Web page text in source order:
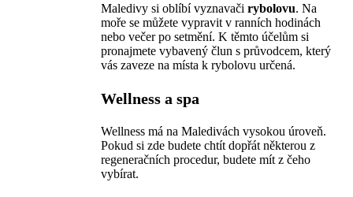
Maledivy si oblíbí vyznavači rybolovu. Na
moře se můžete vypravit v ranních hodinách
nebo večer po setmění. K těmto účelům si
pronajmete vybavený člun s průvodcem, který
vás zaveze na místa k rybolovu určená.
Wellness a spa
Wellness má na Maledivách vysokou úroveň.
Pokud si zde budete chtít dopřát některou z
regeneračních procedur, budete mít z čeho
vybírat.